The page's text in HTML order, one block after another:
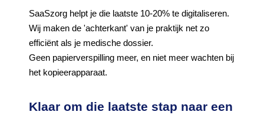
SaaSzorg helpt je die laatste 10-20% te digitaliseren.
Wij maken de 'achterkant' van je praktijk net zo
efficiënt als je medische dossier.
Geen papierverspilling meer, en niet meer wachten bij
het kopieerapparaat.
Klaar om die laatste stap naar een